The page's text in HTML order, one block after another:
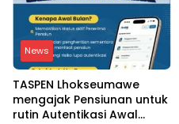
News
TASPEN Lhokseumawe
mengajak Pensiunan untuk
rutin Autentikasi Awal